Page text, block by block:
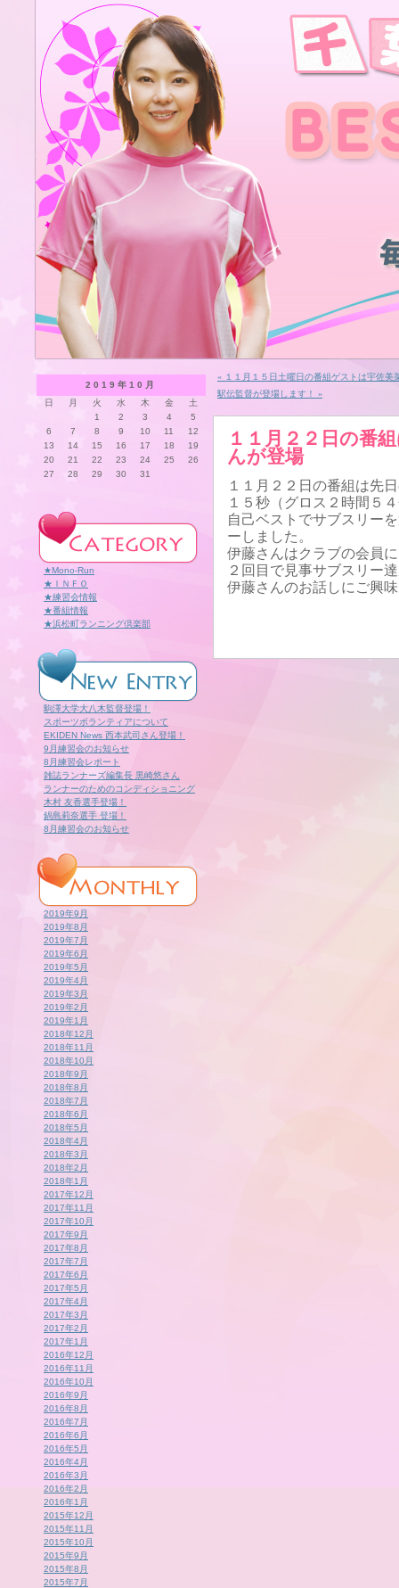
2019年10月
日
月 火 水 木 金
土
1
2 3 4
5
6
7 8 9 10 11
12
13
14 15 16 17 18
19
20
21 22 23 24 25
26
27
28 29 30 31
★Mono-Run
★ＩＮＦＯ
★練習会情報
★番組情報
★浜松町ランニング倶楽部
駒澤大学大八木監督登場！
スポーツボランティアについて
EKIDEN News 西本武司さん登場！
9月練習会のお知らせ
8月練習会レポート
雑誌ランナーズ編集長 黒崎悠さん
ランナーのためのコンディショニング
木村 友香選手登場！
鍋島莉奈選手 登場！
8月練習会のお知らせ
2019年9月
2019年8月
2019年7月
2019年6月
2019年5月
2019年4月
2019年3月
2019年2月
2019年1月
2018年12月
2018年11月
2018年10月
2018年9月
2018年8月
2018年7月
2018年6月
2018年5月
2018年4月
2018年3月
2018年2月
2018年1月
2017年12月
2017年11月
2017年10月
2017年9月
2017年8月
2017年7月
2017年6月
2017年5月
2017年4月
2017年3月
2017年2月
2017年1月
2016年12月
2016年11月
2016年10月
2016年9月
2016年8月
2016年7月
2016年6月
2016年5月
2016年4月
2016年3月
2016年2月
2016年1月
2015年12月
2015年11月
2015年10月
2015年9月
2015年8月
2015年7月
« １１月１５日土曜日の番組ゲストは宇佐美
駅伝監督が登場します！ »
１１月２２日の番
んが登場
１１月２２日の番組は先
１５秒（グロス２時間５
自己ベストでサブスリー
ーしました。
伊藤さんはクラブの会員
２回目で見事サブスリー
伊藤さんのお話しにご興